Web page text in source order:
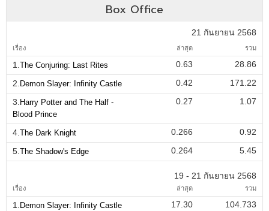
Box Office
21 กันยายน 2568
เรื่อง ล่าสุด รวม
1. The Conjuring: Last Rites 0.63
28.86
2. Demon Slayer: Infinity Castle 0.42
171.22
3. Harry Potter and The Half -
Blood Prince
0.27 1.07
4. The Dark Knight 0.266
0.92
5. The Shadow's Edge 0.264 5.45
19 - 21 กันยายน 2568
เรื่อง ล่าสุด รวม
1. Demon Slayer: Infinity Castle 17.30
104.733